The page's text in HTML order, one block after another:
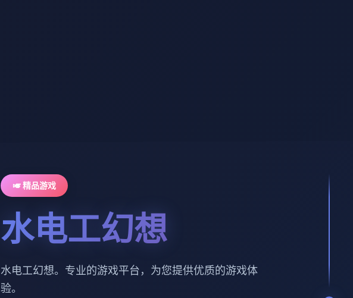
🎺 精品游戏
水电工幻想
水电工幻想。专业的游戏平台，为您提供优质的游戏体
验。